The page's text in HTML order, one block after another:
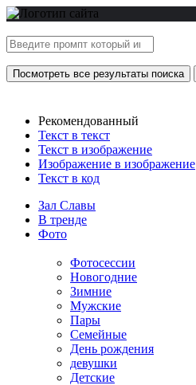
Посмотреть все результаты поиска
Рекомендованный
Текст в текст
Текст в изображение
Изображение в изображение
Текст в код
Зал Славы
В тренде
Фото
Фотосессии
Новогодние
Зимние
Мужские
Пары
Семейные
День рождения
девушки
Детские